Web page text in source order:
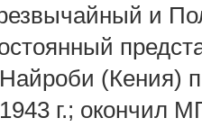
и
(Кения)
г.; окончил